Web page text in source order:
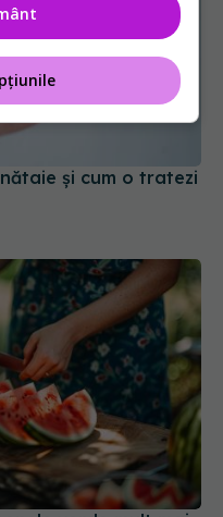
și cum o tratezi
verde mult mai